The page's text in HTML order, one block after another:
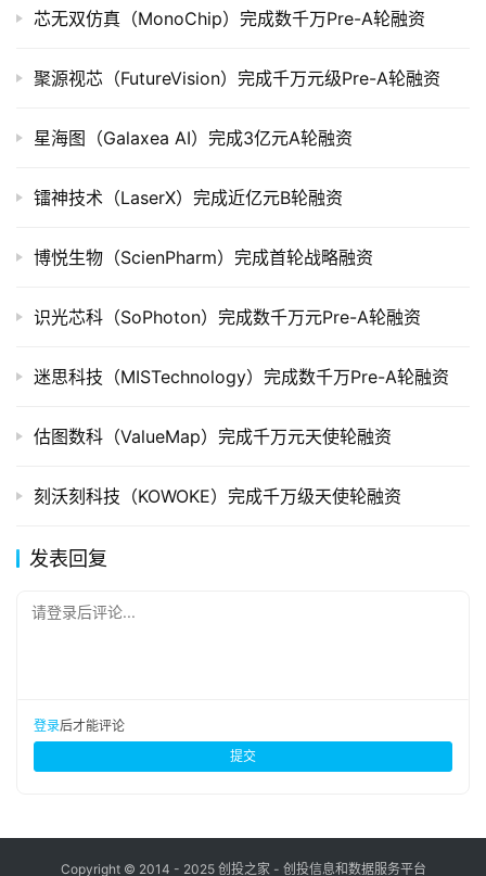
创
数
业
院
芯无双仿真（MonoChip）完成数千万Pre-A轮融资
聚源视芯（FutureVision）完成千万元级Pre-A轮融资
星海图（Galaxea AI）完成3亿元A轮融资
镭神技术（LaserX）完成近亿元B轮融资
博悦生物（ScienPharm）完成首轮战略融资
识光芯科（SoPhoton）完成数千万元Pre-A轮融资
迷思科技（MISTechnology）完成数千万Pre-A轮融资
估图数科（ValueMap）完成千万元天使轮融资
刻沃刻科技（KOWOKE）完成千万级天使轮融资
发表回复
请登录后评论...
登录后才能评论
提交
Copyright © 2014 - 2025 创投之家 - 创投信息和数据服务平台